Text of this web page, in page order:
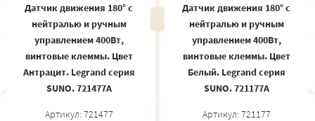
Датчик движения 180° с
нейтралью и ручным
управлением 400Вт,
винтовые клеммы. Цвет
Антрацит. Legrand серия
SUNO. 721477A
Артикул: 721477
Датчик движения 180° с
нейтралью и ручным
управлением 400Вт,
винтовые клеммы. Цвет
Белый. Legrand серия
SUNO. 721177A
Артикул: 721177